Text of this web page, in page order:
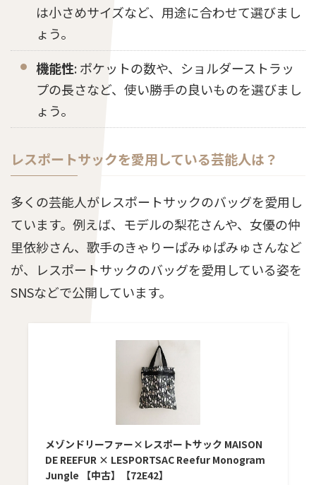
は小さめサイズなど、用途に合わせて選びまし
ょう。
機能性: ポケットの数や、ショルダーストラッ
プの長さなど、使い勝手の良いものを選びまし
ょう。
レスポートサックを愛用している芸能人は？
多くの芸能人がレスポートサックのバッグを愛用し
ています。例えば、モデルの梨花さんや、女優の仲
里依紗さん、歌手のきゃりーぱみゅぱみゅさんなど
が、レスポートサックのバッグを愛用している姿を
SNSなどで公開しています。
メゾンドリーファー×レスポートサック MAISON
DE REEFUR × LESPORTSAC Reefur Monogram
Jungle 【中古】【72E42】